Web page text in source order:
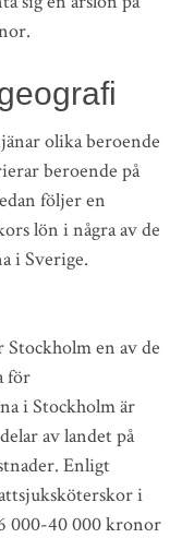
olika beroende
beroende på
följer en
lön i några av de
i Sverige.
Stockholm en av de
för
i Stockholm är
av landet på
Enligt
i
000-40 000 kronor